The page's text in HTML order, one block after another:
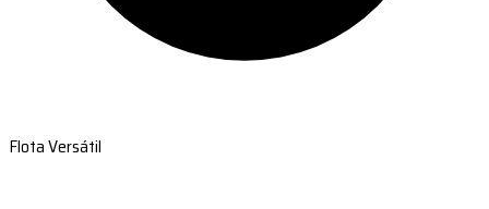
Flota Versátil